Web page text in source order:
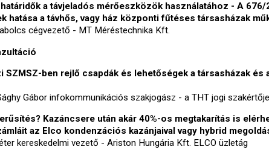
a távjeladós mérőeszközök használatához - A
hatása a távhős, vagy ház központi fűtéses társasházak
cégvezető - MT Méréstechnika Kft.
SZMSZ-ben rejlő csapdák és lehetőségek a társasházak
Gábor infokommunikációs szakjogász - a THT jogi szakértője
Kazáncsere után akár 40%-os megtakarítás is
az Elco kondenzációs kazánjaival vagy hybrid
kereskedelmi vezető - Ariston Hungária Kft. ELCO üzletág